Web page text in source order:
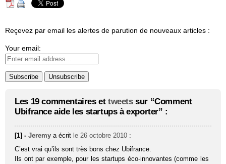
Reçevez par email les alertes de parution de nouveaux articles :
Your email:
Les 19 commentaires et tweetssur “Comment
Ubifrance aide les startups à exporter” :
[1] -Jeremy a écrit le 26 octobre 2010 :
C’est vrai qu’ils sont très bons chez Ubifrance.
Ils ont par exemple, pour les startups éco-innovantes (comme les